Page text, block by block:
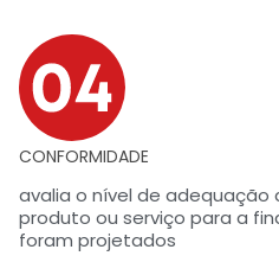
CONFORMIDADE
avalia o nível de
produto ou serviço para a
foram projetados